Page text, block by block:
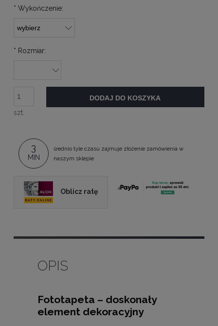
* Wykończenie:
* Rozmiar:
szt.
DODAJ DO KOSZYKA
3
MIN
średnio tyle czasu zajmuje złożenie zamówienia w
naszym sklepie
Oblicz ratę
OPIS
Fototapeta – doskonały
element dekoracyjny